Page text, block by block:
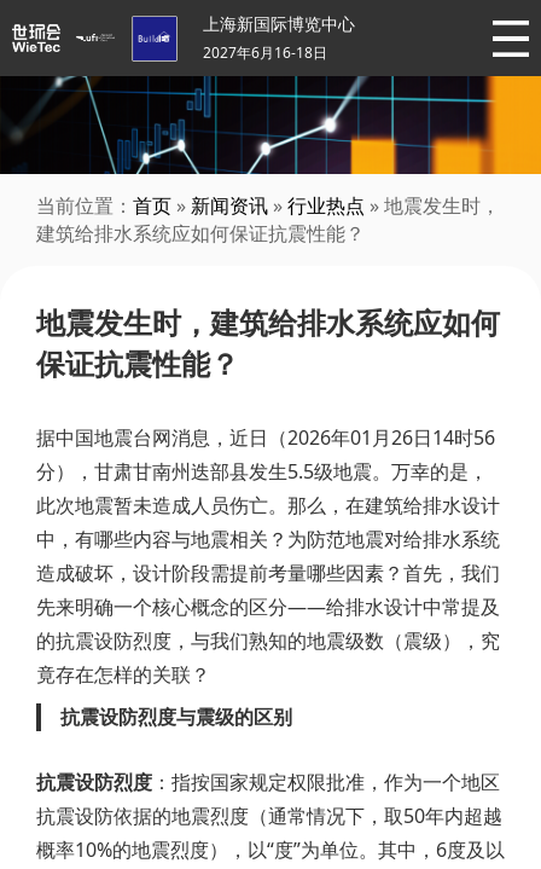
上海新国际博览中心
2027年6月16-18日
当前位置： 首页 » 新闻资讯 »行业热点 » 地震发生时，
建筑给排水系统应如何保证抗震性能？
地震发生时，建筑给排水系统应如何
保证抗震性能？
据中国地震台网消息，近日（2026年01月26日14时56
分），甘肃甘南州迭部县发生5.5级地震。万幸的是，
此次地震暂未造成人员伤亡。那么，在建筑给排水设计
中，有哪些内容与地震相关？为防范地震对给排水系统
造成破坏，设计阶段需提前考量哪些因素？首先，我们
先来明确一个核心概念的区分——给排水设计中常提及
的抗震设防烈度，与我们熟知的地震级数（震级），究
竟存在怎样的关联？
抗震设防烈度与震级的区别
抗震设防烈度 ：指按国家规定权限批准，作为一个地区
抗震设防依据的地震烈度（通常情况下，取50年内超越
概率10%的地震烈度），以“度”为单位。其中，6度及以